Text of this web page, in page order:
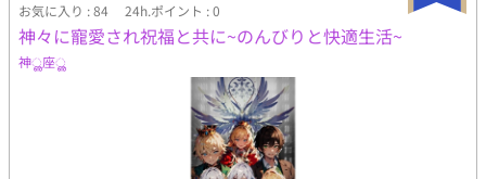
お気に入り : 84 24h.ポイント : 0
神々に寵愛され祝福と共に~のんびりと快適生活~
神ൢ座ൢ